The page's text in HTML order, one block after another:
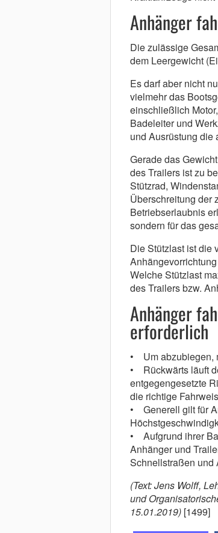
Anhänger
Die zulässige
dem Leergewicht
Es darf aber nicht
vielmehr das
einschließlich
Badeleiter und
und Ausrüstung die
Gerade das
des Trailers ist zu
Stützrad,
Überschreitung der
Betriebserlaubnis
sondern für das
Die Stützlast ist die
Welche Stützlast
des Trailers bzw.
Anhänger
erforderlich
• Um abzubiegen,
• Rückwärts läuft
entgegengesetzte
die richtige
• Generell gilt für
• Aufgrund ihrer
Anhänger und
Schnellstraßen und
(Text: Jens Wolff,
und
15.01.2019) [1499]